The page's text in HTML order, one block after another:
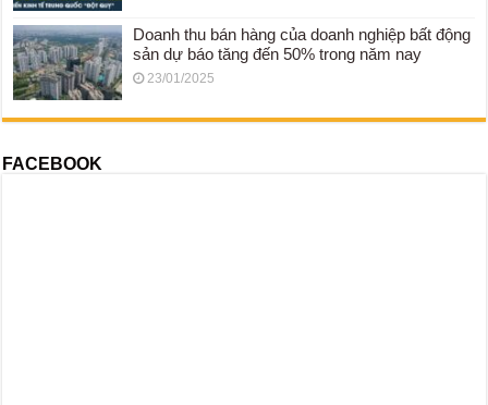
Doanh thu bán hàng của doanh nghiệp bất động
sản dự báo tăng đến 50% trong năm nay
23/01/2025
FACEBOOK